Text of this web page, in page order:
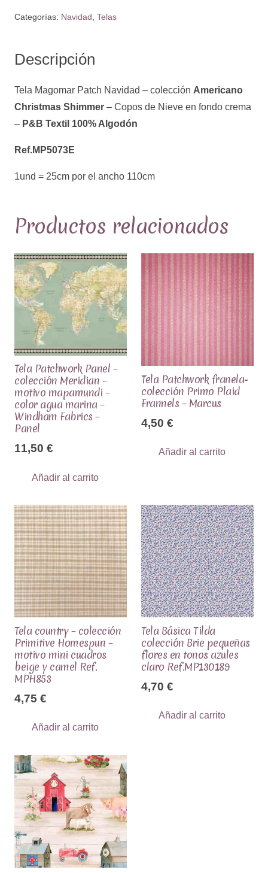
Shimmer
Copos
de
Nieve
en
crema
Textil
Algodón
Ref.MP5073E
cantidad
Categorías: Navidad Telas
Descripción
Tela Magomar Patch Navidad – colección Americano
Christmas Shimmer – Copos de Nieve en fondo crema
– P&B Textil 100% Algodón
Ref.MP5073E
1und = 25cm por el ancho 110cm
Productos relacionados
Tela Patchwork Panel –
colección Meridian –
motivo mapamundi –
color agua marina –
Windham Fabrics –
Panel
11,50 €
Añadir al carrito
Tela Patchwork franela-
colección Primo Plaid
Frannels – Marcus
4,50 €
Añadir al carrito
Tela country – colección
Primitive Homespun –
motivo mini cuadros
beige y camel Ref.
MPH853
4,75 €
Añadir al carrito
Tela Básica Tilda
colección Brie pequeñas
flores en tonos azules
claro Ref.MP130189
4,70 €
Añadir al carrito